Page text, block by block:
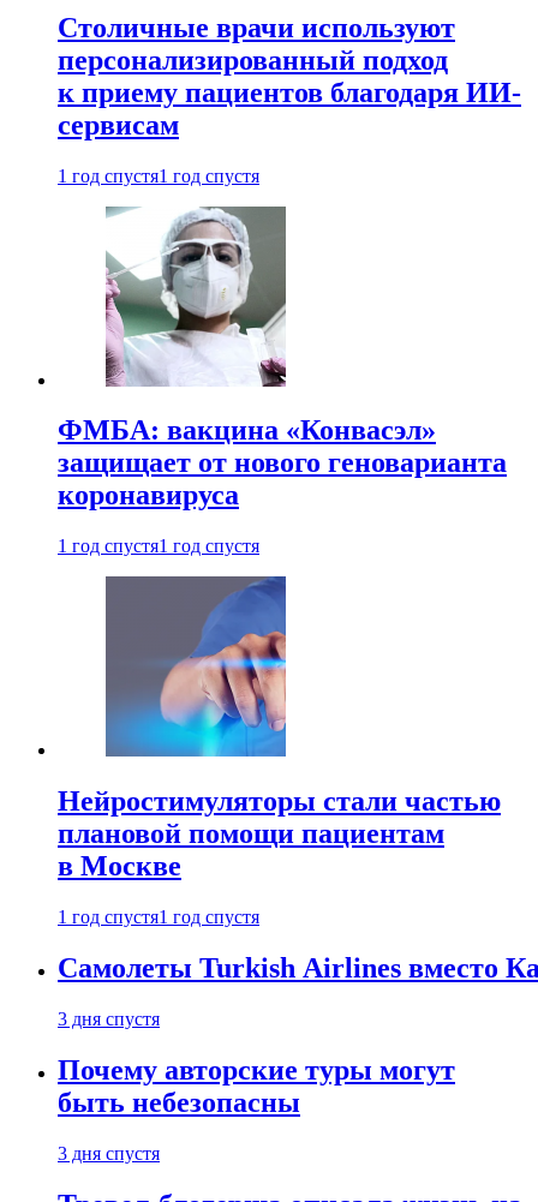
Столичные врачи используют
персонализированный подход
к приему пациентов благодаря ИИ-
сервисам
1 год спустя1 год спустя
ФМБА: вакцина «Конвасэл»
защищает от нового геноварианта
коронавируса
1 год спустя1 год спустя
Нейростимуляторы стали частью
плановой помощи пациентам
в Москве
1 год спустя1 год спустя
Самолеты Turkish Airlines вместо
3 дня спустя
Почему авторские туры могут
быть небезопасны
3 дня спустя